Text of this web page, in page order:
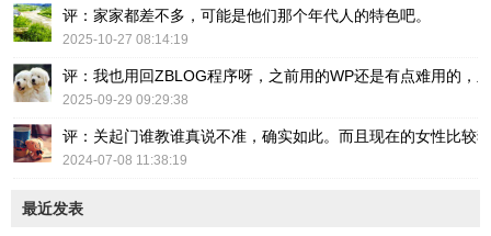
评：家家都差不多，可能是他们那个年代人的特色吧。
2025-10-27 08:14:19
评：我也用回ZBLOG程序呀，之前用的WP还是有点难用的，
2025-09-29 09:29:38
评：关起门谁教谁真说不准，确实如此。而且现在的女性比较
2024-07-08 11:38:19
最近发表